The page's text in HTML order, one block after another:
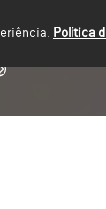
Política